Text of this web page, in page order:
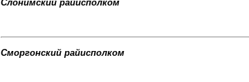
Слонимский райисполком
Сморгонский райисполком